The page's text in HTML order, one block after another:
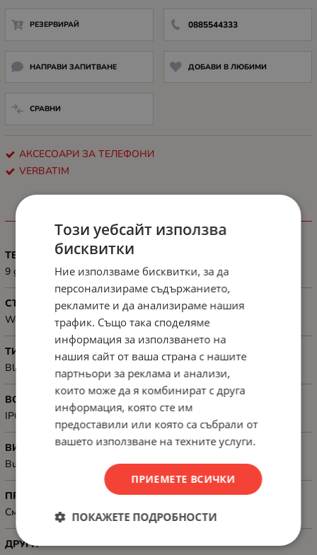
РЕЗЕРВИРАЙ 0885544333
НАПРАВИ ЗАПИТВАНЕ ДОБАВИ В ЛЮБИМИ
СРАВНИ
АКСЕСОАРИ ЗА ТЕЛЕФОНИ
VERBATIM
ХАРАКТЕРИСТИКИ
ТЕГЛО, G
9 g
СЪВМЕСТИМОСТ
Works with iPhone, iPad and MacBook
ТИП НА СВЪРЗВАНЕ
Bluetooth 5.2 32 bit processor
ВОДОУСТОЙЧИВ
IP66 Waterproof & Dustproof Level if in the protective case
ВИСОКОГОВРИТЕЛ
Built-in buzzer (about 60dB at 25cm)
ПРЕДНАЗНАЧЕН ЗА
Смартфони
ДРУГИ
Този уебсайт използва
бисквитки
Ние използваме бисквитки, за да
персонализираме съдържанието,
рекламите и да анализираме нашия
трафик. Също така споделяме
информация за използването на
нашия сайт от ваша страна с нашите
партньори за реклама и анализи,
които може да я комбинират с друга
информация, която сте им
предоставили или която са събрали от
вашето използване на техните услуги.
ПРИЕМЕТЕ ВСИЧКИ
ПОКАЖЕТЕ ПОДРОБНОСТИ